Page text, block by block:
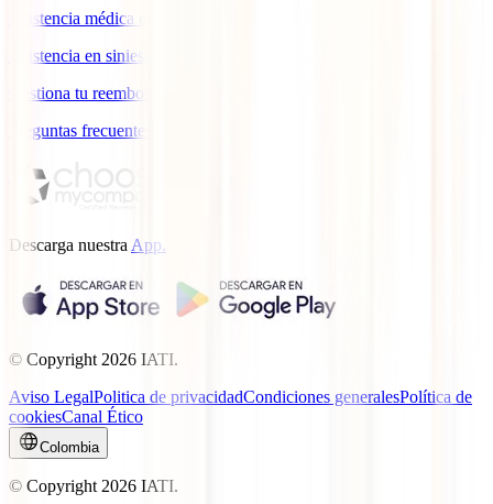
Asistencia médica en viajes
Asistencia en siniestros
Gestiona tu reembolso
Preguntas frecuentes
Descarga nuestra App.
© Copyright 2026 IATI.
Aviso LegalPolitica de privacidadCondiciones generalesPolítica de
cookiesCanal Ético
Colombia
© Copyright 2026 IATI.